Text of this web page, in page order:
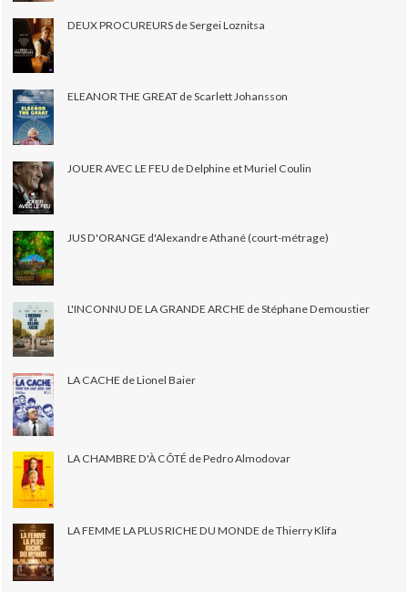
DEUX PROCUREURS de Sergei Loznitsa
ELEANOR THE GREAT de Scarlett Johansson
JOUER AVEC LE FEU de Delphine et Muriel Coulin
JUS D'ORANGE d'Alexandre Athané (court-métrage)
L'INCONNU DE LA GRANDE ARCHE de Stéphane Demoustier
LA CACHE de Lionel Baier
LA CHAMBRE D'À CÔTÉ de Pedro Almodovar
LA FEMME LA PLUS RICHE DU MONDE de Thierry Klifa